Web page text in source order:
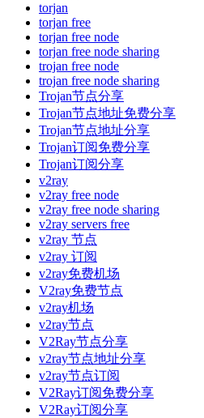
torjan
torjan free
torjan free node
torjan free node sharing
trojan free node
trojan free node sharing
Trojan节点分享
Trojan节点地址免费分享
Trojan节点地址分享
Trojan订阅免费分享
Trojan订阅分享
v2ray
v2ray free node
v2ray free node sharing
v2ray servers free
v2ray 节点
v2ray 订阅
v2ray免费机场
V2ray免费节点
v2ray机场
v2ray节点
V2Ray节点分享
v2ray节点地址分享
v2ray节点订阅
V2Ray订阅免费分享
V2Ray订阅分享